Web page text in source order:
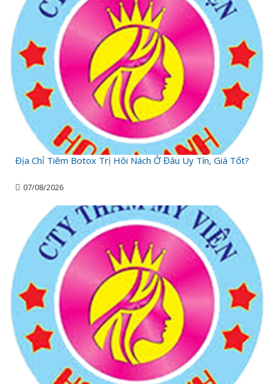
Địa Chỉ Tiêm Botox Trị Hôi Nách Ở Đâu Uy Tín, Giá Tốt?
07/08/2026